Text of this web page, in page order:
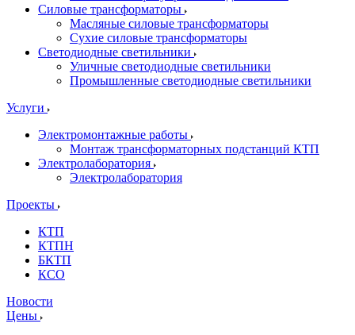
Силовые трансформаторы
Масляные силовые трансформаторы
Сухие силовые трансформаторы
Светодиодные светильники
Уличные светодиодные светильники
Промышленные светодиодные светильники
Услуги
Электромонтажные работы
Монтаж трансформаторных подстанций КТП
Электролаборатория
Электролаборатория
Проекты
КТП
КТПН
БКТП
КСО
Новости
Цены